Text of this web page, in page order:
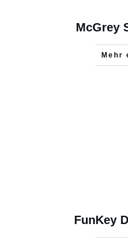
McGrey
Mehr
FunKey